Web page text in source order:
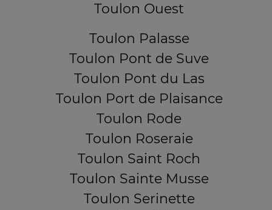
Toulon Ouest
Toulon Palasse
Toulon Pont de Suve
Toulon Pont du Las
Toulon Port de Plaisance
Toulon Rode
Toulon Roseraie
Toulon Saint Roch
Toulon Sainte Musse
Toulon Serinette